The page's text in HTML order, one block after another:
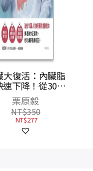
大復活：內臟脂
速下降！從30～
歲都適用的養肝
活到百歲肝也不
會老化！
栗原毅
NT$350
NT$277